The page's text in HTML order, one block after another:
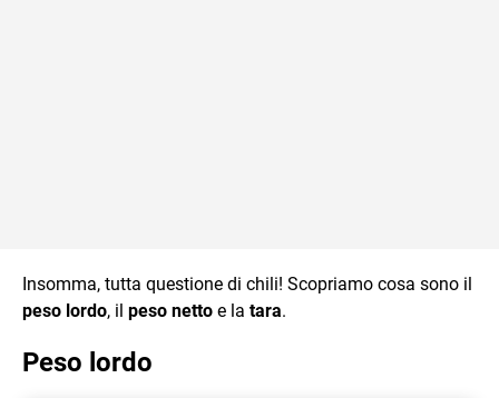
Insomma, tutta questione di chili! Scopriamo cosa sono il
peso lordo, il peso netto e la tara.
Peso lordo